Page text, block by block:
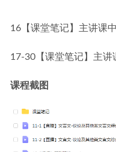
16【课堂笔记】主讲课
17-30【课堂笔记】主讲
课程截图